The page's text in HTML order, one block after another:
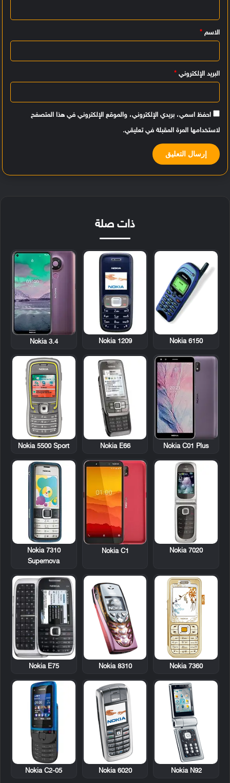
ي
ق
الاسم *
البريد الإلكتروني *
احفظ اسمي، بريدي الإلكتروني، والموقع الإلكتروني في هذا المتصفح
لاستخدامها المرة المقبلة في تعليقي.
ذات صلة
Nokia 6150
Nokia 1209
Nokia 3.4
Nokia C01 Plus
Nokia E66
Nokia 5500 Sport
Nokia 7020
Nokia C1
Nokia 7310
Supernova
Nokia 7360
Nokia 8310
Nokia E75
Nokia N92
Nokia 6020
Nokia C2-05